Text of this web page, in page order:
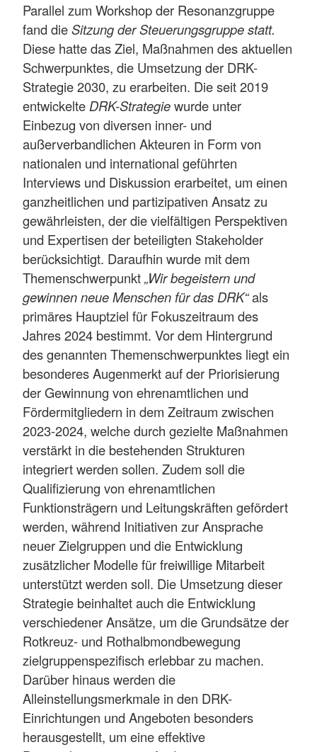
Parallel zum Workshop der Resonanzgruppe
fand dieSitzung der Steuerungsgruppe statt.
Diese hatte das Ziel, Maßnahmen des aktuellen
Schwerpunktes, die Umsetzung der DRK-
Strategie 2030, zu erarbeiten. Die seit 2019
entwickelteDRK-Strategiewurde unter
Einbezug von diversen inner- und
außerverbandlichen Akteuren in Form von
nationalen und international geführten
Interviews und Diskussion erarbeitet, um einen
ganzheitlichen und partizipativen Ansatz zu
gewährleisten, der die vielfältigen Perspektiven
und Expertisen der beteiligten Stakeholder
berücksichtigt. Daraufhin wurde mit dem
Themenschwerpunkt„Wir begeistern und
gewinnen neue Menschen für das DRK“als
primäres Hauptziel für Fokuszeitraum des
Jahres 2024 bestimmt. Vor dem Hintergrund
des genannten Themenschwerpunktes liegt ein
besonderes Augenmerkt auf der Priorisierung
der Gewinnung von ehrenamtlichen und
Fördermitgliedern in dem Zeitraum zwischen
2023-2024, welche durch gezielte Maßnahmen
verstärkt in die bestehenden Strukturen
integriert werden sollen. Zudem soll die
Qualifizierung von ehrenamtlichen
Funktionsträgern und Leitungskräften gefördert
werden, während Initiativen zur Ansprache
neuer Zielgruppen und die Entwicklung
zusätzlicher Modelle für freiwillige Mitarbeit
unterstützt werden soll. Die Umsetzung dieser
Strategie beinhaltet auch die Entwicklung
verschiedener Ansätze, um die Grundsätze der
Rotkreuz- und Rothalbmondbewegung
zielgruppenspezifisch erlebbar zu machen.
Darüber hinaus werden die
Alleinstellungsmerkmale in den DRK-
Einrichtungen und Angeboten besonders
herausgestellt, um eine effektive